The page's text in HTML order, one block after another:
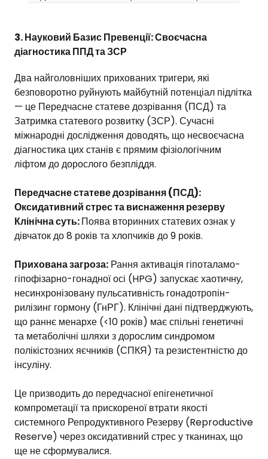
3. Науковий Базис Превенції: Своєчасна
діагностика ППД та ЗСР
Два найголовніших прихованих тригери, які
безповоротно руйнують майбутній потенціал підлітка
— це Передчасне статеве дозрівання (ПСД) та
Затримка статевого розвитку (ЗСР). Сучасні
міжнародні дослідження доводять, що несвоєчасна
діагностика цих станів є прямим фізіологічним
ліфтом до дорослого безпліддя.
Передчасне статеве дозрівання (ПСД):
Оксидативний стрес та виснаження резерву
Клінічна суть:Поява вторинних статевих ознак у
дівчаток до 8 років та хлопчиків до 9 років.
Прихована загроза: Рання активація гіпоталамо-
гіпофізарно-гонадної осі (HPG) запускає хаотичну,
несинхронізовану пульсативність гонадотропін-
рилізинг гормону (ГнРГ). Клінічні дані підтверджують,
що раннє менархе (<10 років) має спільні генетичні
та метаболічні шляхи з дорослим синдромом
полікістозних яєчників (СПКЯ) та резистентністю до
інсуліну.
Це призводить до передчасної епігенетичної
компрометації та прискореної втрати якості
системного Репродуктивного Резерву (Reproductive
Reserve) через оксидативний стрес у тканинах, що
ще не сформувалися.